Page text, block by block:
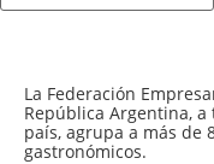
La Federación
República Argentina,
país, agrupa a más de
gastronómicos.